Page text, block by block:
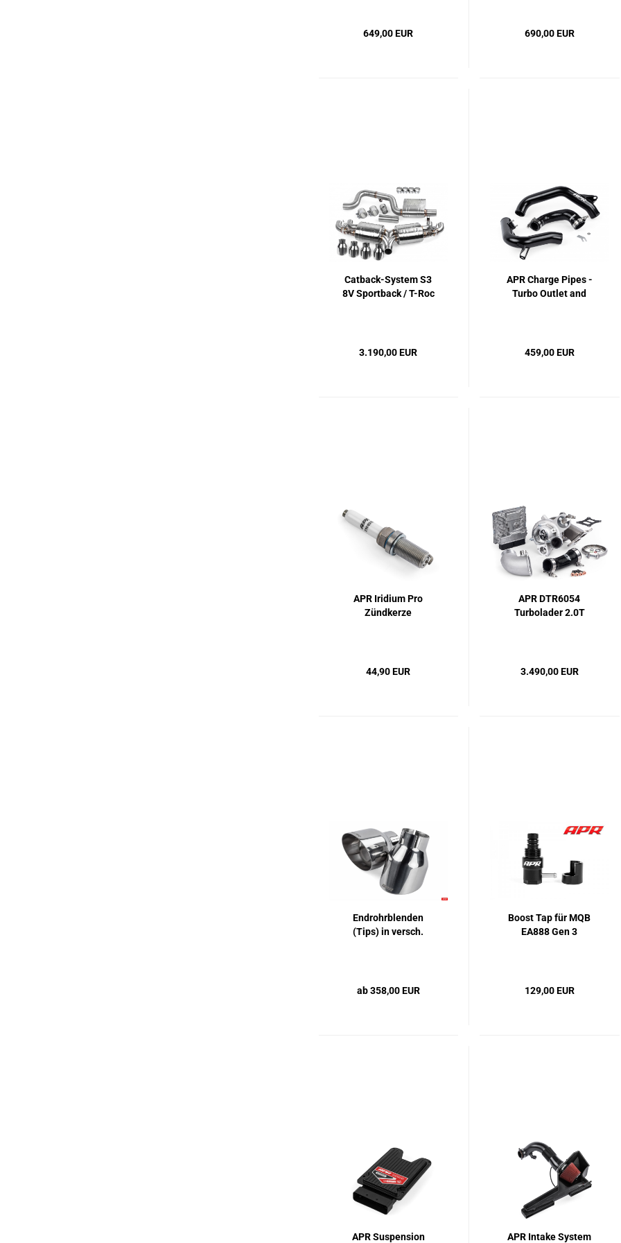
649,00 EUR 690,00 EUR
Catback-System S3
8V Sportback / T-Roc
3.190,00 EUR
APR Charge Pipes -
Turbo Outlet and
459,00 EUR
APR Iridium Pro
Zündkerze
44,90 EUR
APR DTR6054
Turbolader 2.0T
3.490,00 EUR
Endrohrblenden
(Tips) in versch.
ab 358,00 EUR
Boost Tap für MQB
EA888 Gen 3
129,00 EUR
APR Suspension APR Intake System